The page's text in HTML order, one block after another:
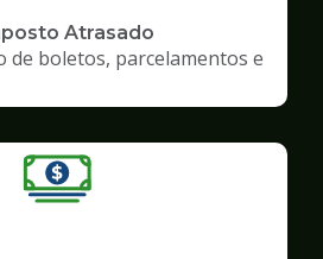
Atrasado
de boletos, parcelamentos e